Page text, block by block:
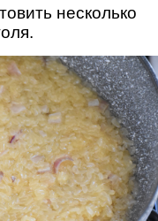
несколько